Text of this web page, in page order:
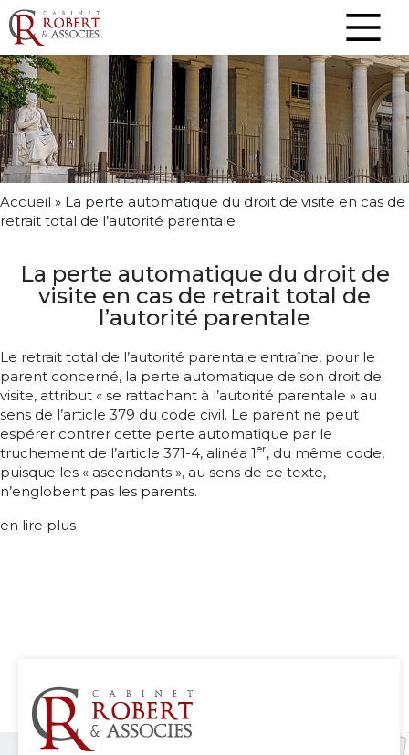
Accueil » La perte automatique du droit de visite en cas de
retrait total de l’autorité parentale
La perte automatique du droit de
visite en cas de retrait total de
l’autorité parentale
Le retrait total de l’autorité parentale entraîne, pour le
parent concerné, la perte automatique de son droit de
visite, attribut « se rattachant à l’autorité parentale » au
sens de l’article 379 du code civil. Le parent ne peut
espérer contrer cette perte automatique par le
truchement de l’article 371-4, alinéa 1er, du même code,
puisque les « ascendants », au sens de ce texte,
n’englobent pas les parents.
en lire plus